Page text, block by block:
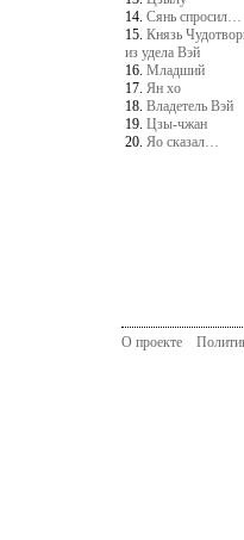
14. Сянь спросил…
15. Князь
из удела Вэй
16. Младший
17. Ян хо
18. Владетель Вэй
19. Цзы-чжан
20. Яо сказал…
О проекте